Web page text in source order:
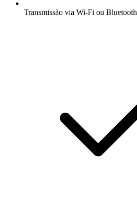
Transmissão via Wi-Fi ou Bluetooth